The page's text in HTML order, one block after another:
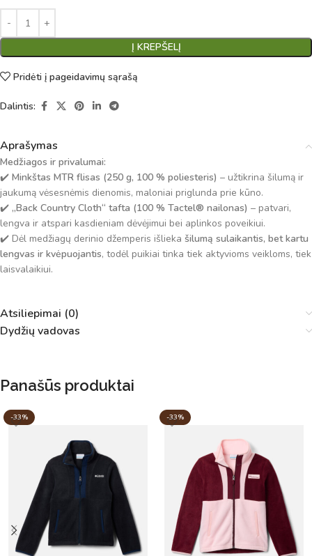
Į KREPŠELĮ
Pridėti į pageidavimų sąrašą
Dalintis:
Aprašymas
Medžiagos ir privalumai:
✔️ Minkštas MTR flisas (250 g, 100 % poliesteris) – užtikrina šilumą ir
jaukumą vėsesnėmis dienomis, maloniai priglunda prie kūno.
✔️ „Back Country Cloth“ tafta (100 % Tactel® nailonas) – patvari,
lengva ir atspari kasdieniam dėvėjimui bei aplinkos poveikiui.
✔️ Dėl medžiagų derinio džemperis išlieka šilumą sulaikantis, bet kartu
lengvas ir kvėpuojantis, todėl puikiai tinka tiek aktyvioms veikloms, tiek
laisvalaikiui.
Atsiliepimai (0)
Dydžių vadovas
Panašūs produktai
-33% -33%